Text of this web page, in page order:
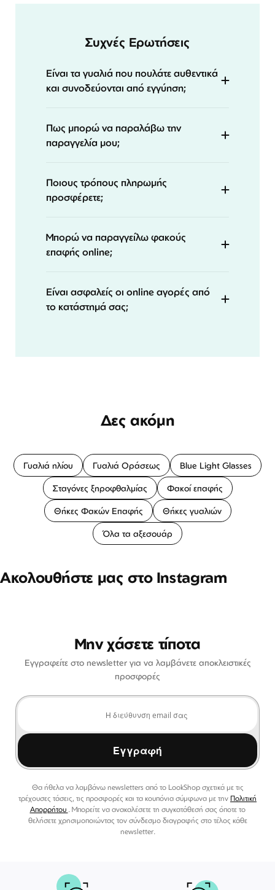
Συχνές Ερωτήσεις
Είναι τα γυαλιά που πουλάτε αυθεντικά
και συνοδεύονται από εγγύηση;
Πως μπορώ να παραλάβω την
παραγγελία μου;
Ποιους τρόπους πληρωμής
προσφέρετε;
Μπορώ να παραγγείλω φακούς
επαφής online;
Είναι ασφαλείς οι online αγορές από
το κατάστημά σας;
Δες ακόμη
Γυαλιά ηλίου Γυαλιά Οράσεως Blue Light Glasses
Σταγόνες ξηροφθαλμίας Φακοί επαφής
Θήκες Φακών Επαφής Θήκες γυαλιών
Όλα τα αξεσουάρ
Ακολουθήστε μας στο Instagram
Μην χάσετε τίποτα
Εγγραφείτε στο newsletter για να λαμβάνετε αποκλειστικές
προσφορές
Εγγραφή
Θα ήθελα να λαμβάνω newsletters από το LookShop σχετικά με τις
τρέχουσες τάσεις, τις προσφορές και τα κουπόνια σύμφωνα με την Πολιτική
Απορρήτου . Μπορείτε να ανακαλέσετε τη συγκατάθεσή σας όποτε το
θελήσετε χρησιμοποιώντας τον σύνδεσμο διαγραφής στο τέλος κάθε
newsletter.